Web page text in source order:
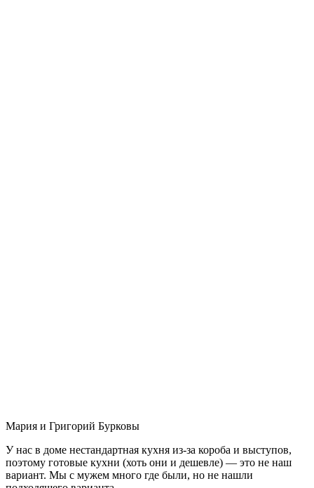
Мария и Григорий Бурковы
У нас в доме нестандартная кухня из-за короба и выступов,
поэтому готовые кухни (хоть они и дешевле) — это не наш
вариант. Мы с мужем много где были, но не нашли